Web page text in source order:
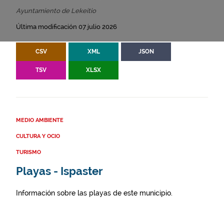
Ayuntamiento de Lekeitio
Última modificación 07 julio 2026
CSV XML JSON
TSV XLSX
MEDIO AMBIENTE
CULTURA Y OCIO
TURISMO
Playas - Ispaster
Información sobre las playas de este municipio.